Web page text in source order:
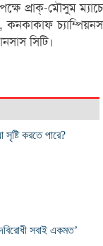
প্রাক্‌-মৌসুম ম্যাচে
চ্যাম্পিয়নস
সিটি।
করতে পারে?
সবাই একমত’